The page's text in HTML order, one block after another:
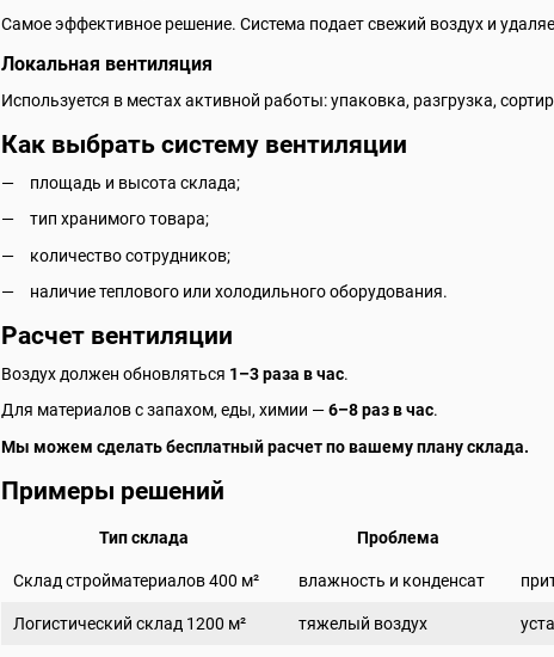
Самое эффективное решение. Система подает свежий воздух и
Локальная вентиляция
Используется в местах активной работы: упаковка, разгрузка,
Как выбрать систему вентиляции
площадь и высота склада;
тип хранимого товара;
количество сотрудников;
наличие теплового или холодильного оборудования.
Расчет вентиляции
Воздух должен обновляться 1–3 раза в час.
Для материалов с запахом, еды, химии —6–8 раз в час.
Мы можем сделать бесплатный расчет по вашему плану склада.
Примеры решений
Тип склада Проблема
Склад стройматериалов 400 м² влажность и конденсат
Логистический склад 1200 м² тяжелый воздух